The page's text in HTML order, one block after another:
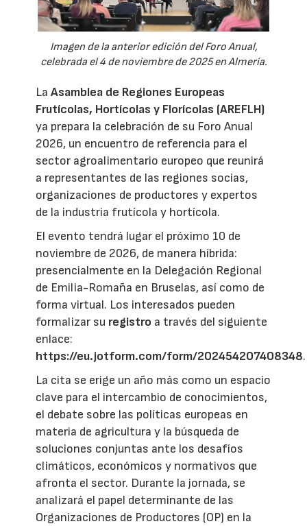
Imagen de la anterior edición del Foro Anual,
celebrada el 4 de noviembre de 2025 en Almería.
LaAsamblea de Regiones Europeas
Frutícolas, Hortícolas y Florícolas (AREFLH)
ya prepara la celebración de su Foro Anual
2026, un encuentro de referencia para el
sector agroalimentario europeo que reunirá
a representantes de las regiones socias,
organizaciones de productores y expertos
de la industria frutícola y hortícola.
El evento tendrá lugar el próximo 10 de
noviembre de 2026, de manera híbrida:
presencialmente en la Delegación Regional
de Emilia-Romaña en Bruselas, así como de
forma virtual. Los interesados pueden
formalizar su registro a través del siguiente
enlace:
https://eu.jotform.com/form/202454207408348.
La cita se erige un año más como un espacio
clave para el intercambio de conocimientos,
el debate sobre las políticas europeas en
materia de agricultura y la búsqueda de
soluciones conjuntas ante los desafíos
climáticos, económicos y normativos que
afronta el sector. Durante la jornada, se
analizará el papel determinante de las
Organizaciones de Productores (OP) en la